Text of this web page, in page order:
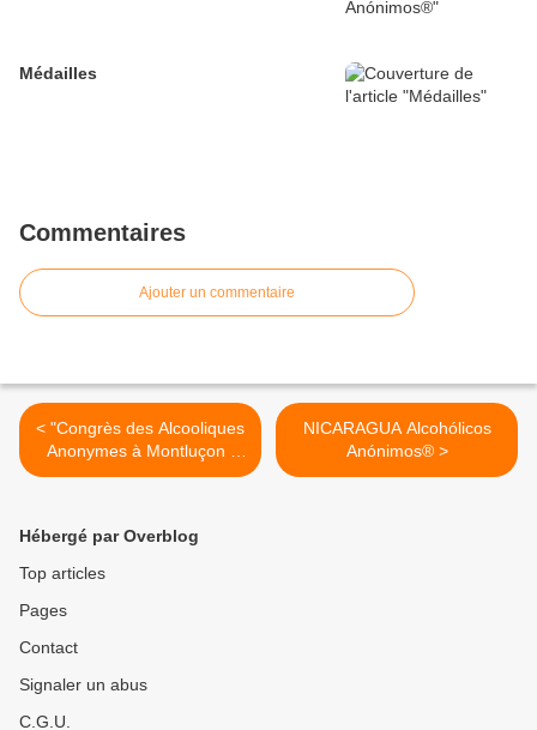
Médailles
Commentaires
Ajouter un commentaire
< "Congrès des Alcooliques
Anonymes à Montluçon :
des "abstinents" témoignent
NICARAGUA Alcohólicos
Anónimos® >
Hébergé par Overblog
Top articles
Pages
Contact
Signaler un abus
C.G.U.